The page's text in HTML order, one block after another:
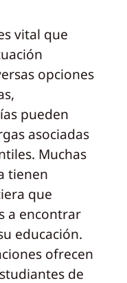
vital que
opciones
pueden
asociadas
Muchas
tienen
que
a encontrar
educación.
ofrecen
de